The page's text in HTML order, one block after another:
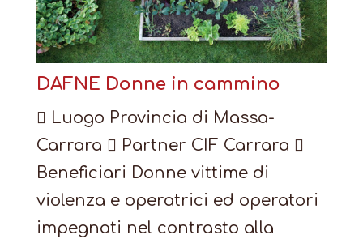
DAFNE Donne in cammino
 Luogo Provincia di Massa-
Carrara  Partner CIF Carrara 
Beneficiari Donne vittime di
violenza e operatrici ed operatori
impegnati nel contrasto alla